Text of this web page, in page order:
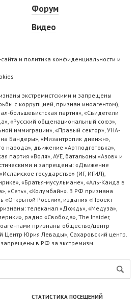
Форум
Видео
и политика конфиденциальности и
экстремистскими и запрещены
с коррупцией, признан иноагентом),
большевистская партия», «Свидетели
«Русский общенациональный союз»,
иммиграции», «Правый сектор», УНА-
Бандеры», «Мизантропик дивижн»,
народа», движение «Артподготовка»,
партия «Воля», АУЕ, батальоны «Азов» и
и запрещены: «Движение
государство» (ИГ, ИГИЛ),
«Братья-мусульмане», «Аль-Каида в
«Сеть», «Колумбайн». В РФ признана
«Открытой России», издания «Проект
телеканал «Дождь», «Медуза»,
радио «Свобода», The Insider,
признаны общество/центр
Центр Юрия Левады», Сахаровский центр.
в РФ за экстремизм.
СТАТИСТИКА ПОСЕЩЕНИЙ